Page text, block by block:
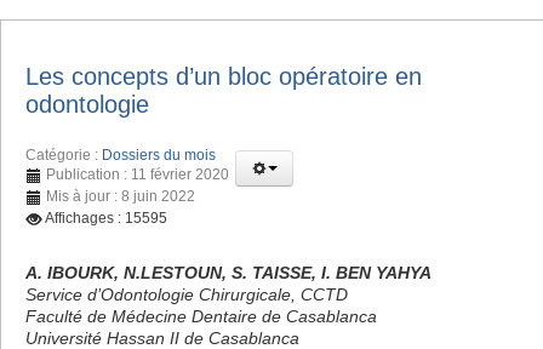
Les concepts d’un bloc opératoire en
odontologie
Catégorie : Dossiers du mois
Publication : 11 février 2020
Mis à jour : 8 juin 2022
Affichages : 15595
A. IBOURK, N.LESTOUN, S. TAISSE, I. BEN YAHYA
Service d’Odontologie Chirurgicale, CCTD
Faculté de Médecine Dentaire de Casablanca
Université Hassan II de Casablanca